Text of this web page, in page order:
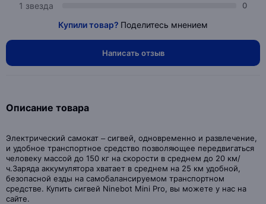
1 звезда 0
Купили товар? Поделитесь мнением
Написать отзыв
Описание товара
Электрический самокат – сигвей, одновременно и развлечение,
и удобное транспортное средство позволяющее передвигаться
человеку массой до 150 кг на скорости в среднем до 20 км/
ч.Заряда аккумулятора хватает в среднем на 25 км удобной,
безопасной езды на самобалансируемом транспортном
средстве. Купить сигвей Ninebot Mini Pro, вы можете у нас на
сайте.